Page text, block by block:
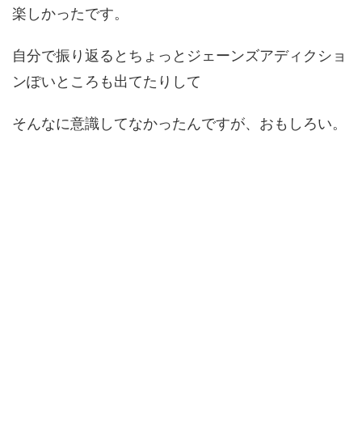
楽しかったです。
自分で振り返るとちょっとジェーンズアディクショ
ンぽいところも出てたりして
そんなに意識してなかったんですが、おもしろい。